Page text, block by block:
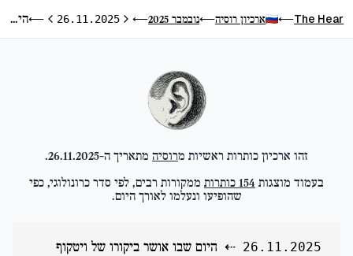
The Hear
⟵ ארכיון רוסיה⟵נובמבר 2025 ⟵היום הקודם
26.11.2025 היום הבא
⟵ היום שבו אושר ביקורו של ויטקוף במוסקבה
זהו ארכיון כותרות ראשיות מרוסיה מתאריך ה-26.11.2025
.
בעמוד מוצגות 154 כותרות ממקורות רבים, לפי סדר כרונולוגי, כפי
שהופיעו ונעלמו לאורך היום.
26.11.2025
⇠ היום שבו אושר ביקורו של ויטקוף